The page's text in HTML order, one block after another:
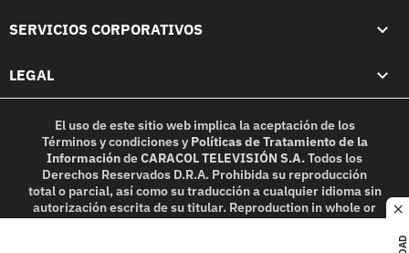
SERVICIOS CORPORATIVOS
LEGAL
El uso de este sitio web implica la aceptación de los
Términos y condicionesy Políticas de Tratamiento de la
InformacióndeCARACOL TELEVISIÓN S.A.Todos los
Derechos Reservados D.R.A. Prohibida su reproducción
total o parcial, así como su traducción a cualquier idioma sin
autorización escrita de su titular. Reproduction in whole or
in part, or translation without written permission is